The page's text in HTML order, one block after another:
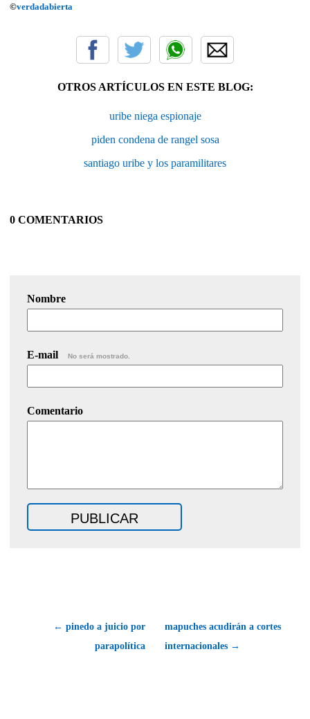
©verdadabierta
OTROS ARTÍCULOS EN ESTE BLOG:
uribe niega espionaje
piden condena de rangel sosa
santiago uribe y los paramilitares
0 COMENTARIOS
Nombre
E-mail No será mostrado.
Comentario
← pinedo a juicio por
parapolítica
mapuches acudirán a cortes
internacionales →